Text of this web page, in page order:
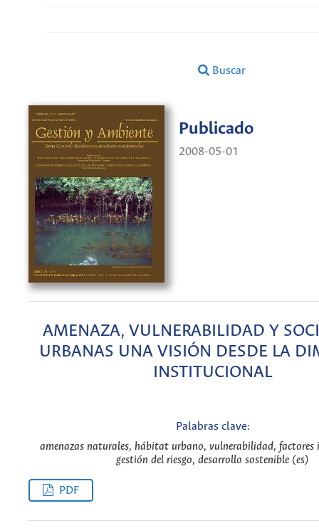
Buscar
Publicado
2008-05-01
AMENAZA, VULNERABILIDAD Y
URBANAS UNA VISIÓN DESDE LA
INSTITUCIONAL
Palabras clave:
amenazas naturales, hábitat urbano, vulnerabilidad, factores
gestión del riesgo, desarrollo sostenible (es)
PDF